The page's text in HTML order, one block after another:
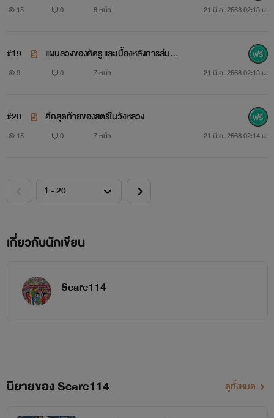
งามืด
15 0 8 หน้า 21 มี.ค. 2568 02:13 น.
#19
แผนลวงของศัตรู และเบื้องหลังการล่มสล
ายของราชวงศ์
9 0 7 หน้า 21 มี.ค. 2568 02:13 น.
#20 ศึกสุดท้ายของสตรีในวังหลวง
15 0 7 หน้า 21 มี.ค. 2568 02:14 น.
เกี่ยวกับนักเขียน
Scare114
นิยายของ Scare114 ดูทั้งหมด